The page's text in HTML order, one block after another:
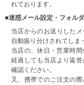
れております。
■迷惑メール設定・フォルダ
当店からのお送りした
自動振り分けされてしま
当店の、休日・営業時
経過しても当店より返
確認ください。
又、携帯でのご注文の